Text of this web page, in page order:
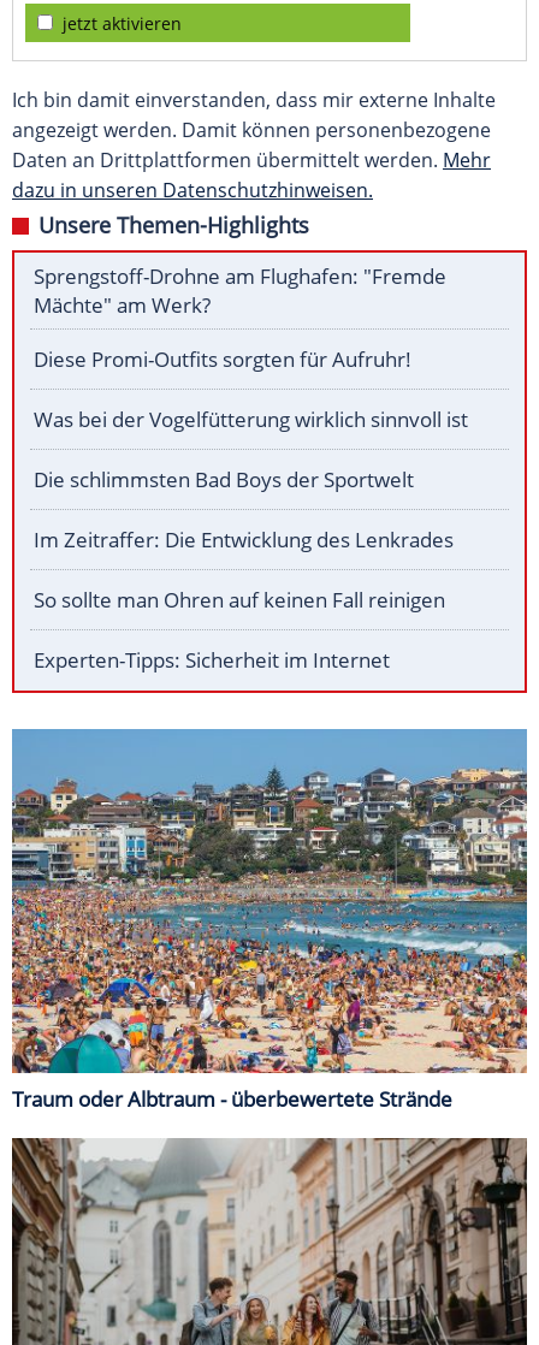
jetzt aktivieren
Ich bin damit einverstanden, dass mir externe Inhalte
angezeigt werden. Damit können personenbezogene
Daten an Drittplattformen übermittelt werden. Mehr
dazu in unseren Datenschutzhinweisen.
Unsere Themen-Highlights
Sprengstoff-Drohne am Flughafen: "Fremde
Mächte" am Werk?
Diese Promi-Outfits sorgten für Aufruhr!
Was bei der Vogelfütterung wirklich sinnvoll ist
Die schlimmsten Bad Boys der Sportwelt
Im Zeitraffer: Die Entwicklung des Lenkrades
So sollte man Ohren auf keinen Fall reinigen
Experten-Tipps: Sicherheit im Internet
Traum oder Albtraum - überbewertete Strände